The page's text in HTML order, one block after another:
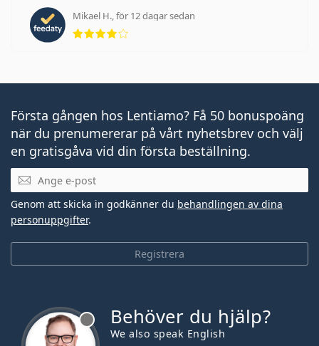
Mikael H., för 12 dagar sedan
Betyg 4 av 5
Första gången hos Lentiamo? Få 50 bonuspoäng
när du prenumererar på vårt nyhetsbrev och välj
en gratisgåva vid din första beställning.
Mejladress
Registrera
Genom att skicka in godkänner du behandlingen av dina
personuppgifter.
Behöver du hjälp?
We also speak English